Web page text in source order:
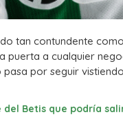
tan contundente
puerta a cualquier
por seguir
Betis que podría